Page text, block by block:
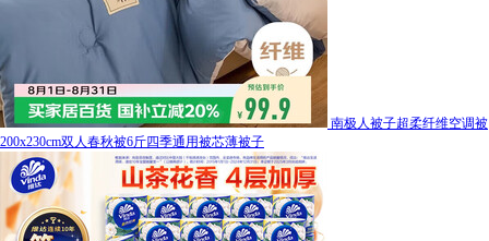
南极人被子超柔纤维空调被
200x230cm双人春秋被6斤四季通用被芯薄被子